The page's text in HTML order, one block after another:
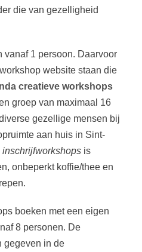
die van gezelligheid
vanaf 1 persoon. Daarvoor
website staan die
creatieve workshops
groep van maximaal 16
gezellige mensen bij
aan huis in Sint-
is
onbeperkt koffie/thee en
boeken met een eigen
8 personen. De
gegeven in de